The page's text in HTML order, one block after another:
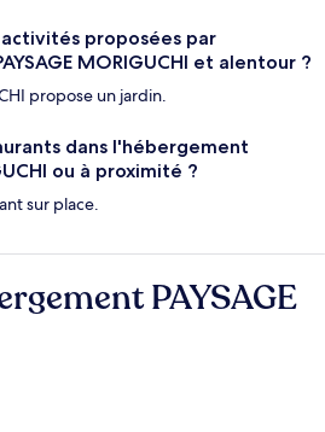
proposées par
MORIGUCHI et alentour ?
propose un jardin.
dans l'hébergement
ou à proximité ?
sur place.
PAYSAGE